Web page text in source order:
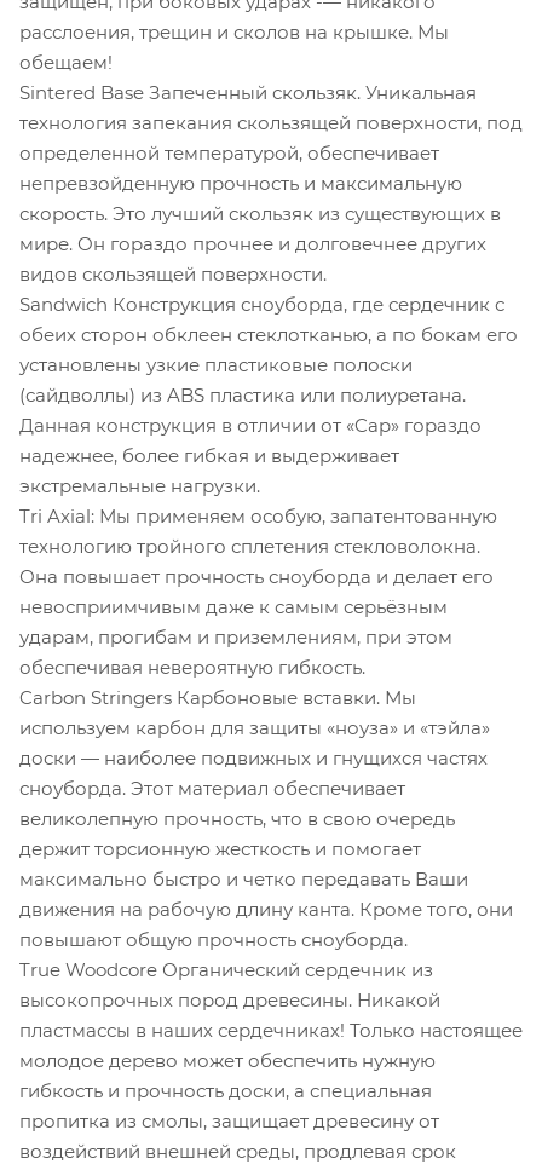
расслоения, трещин и сколов на крышке. Мы
обещаем!
Sintered Base Запеченный скользяк. Уникальная
технология запекания скользящей поверхности, под
определенной температурой, обеспечивает
непревзойденную прочность и максимальную
скорость. Это лучший скользяк из существующих в
мире. Он гораздо прочнее и долговечнее других
видов скользящей поверхности.
Sandwich Конструкция сноуборда, где сердечник с
обеих сторон обклеен стеклотканью, а по бокам его
установлены узкие пластиковые полоски
(сайдволлы) из ABS пластика или полиуретана.
Данная конструкция в отличии от «Cap» гораздо
надежнее, более гибкая и выдерживает
экстремальные нагрузки.
Tri Axial: Мы применяем особую, запатентованную
технологию тройного сплетения стекловолокна.
Она повышает прочность сноуборда и делает его
невосприимчивым даже к самым серьёзным
ударам, прогибам и приземлениям, при этом
обеспечивая невероятную гибкость.
Carbon Stringers Карбоновые вставки. Мы
используем карбон для защиты «ноуза» и «тэйла»
доски — наиболее подвижных и гнущихся частях
сноуборда. Этот материал обеспечивает
великолепную прочность, что в свою очередь
держит торсионную жесткость и помогает
максимально быстро и четко передавать Ваши
движения на рабочую длину канта. Кроме того, они
повышают общую прочность сноуборда.
True Woodcore Органический сердечник из
высокопрочных пород древесины. Никакой
пластмассы в наших сердечниках! Только настоящее
молодое дерево может обеспечить нужную
гибкость и прочность доски, а специальная
пропитка из смолы, защищает древесину от
воздействий внешней среды, продлевая срок